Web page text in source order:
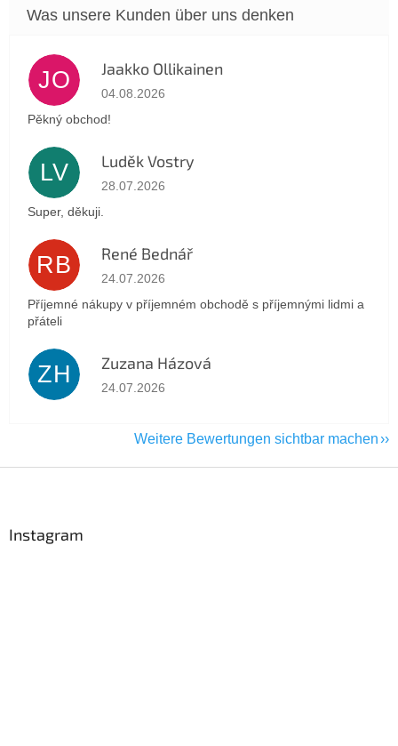
JO Jaakko Ollikainen
Die Shop-Bewertung beträgt 5 von 5 Sternen.
04.08.2026
Pěkný obchod!
LV Luděk Vostry
Die Shop-Bewertung beträgt 5 von 5 Sternen.
28.07.2026
Super, děkuji.
RB René Bednář
Die Shop-Bewertung beträgt 5 von 5 Sternen.
24.07.2026
Příjemné nákupy v příjemném obchodě s příjemnými lidmi a
přáteli
ZH Zuzana Házová
Die Shop-Bewertung beträgt 5 von 5 Sternen.
24.07.2026
Weitere Bewertungen sichtbar machen
Instagram